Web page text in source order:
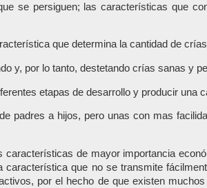
se persiguen; las características que
que determina la cantidad de
y, por lo tanto, destetando crías sanas y
etapas de desarrollo y producir una
padres a hijos, pero unas con mas
de mayor importancia
que no se transmite
por el hecho de que existen